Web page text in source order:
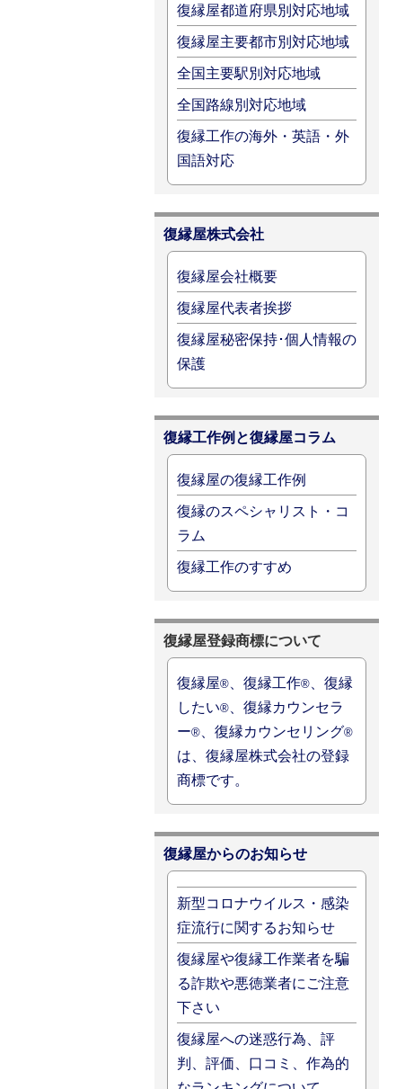
復縁屋都道府県別対応地域
復縁屋主要都市別対応地域
全国主要駅別対応地域
全国路線別対応地域
復縁工作の海外・英語・外
国語対応
復縁屋株式会社
復縁屋会社概要
復縁屋代表者挨拶
復縁屋秘密保持･個人情報の
保護
復縁工作例と復縁屋コラム
復縁屋の復縁工作例
復縁のスペシャリスト・コ
ラム
復縁工作のすすめ
復縁屋登録商標について
復縁屋® 、復縁工作® 、復縁
したい® 、復縁カウンセラ
ー® 、復縁カウンセリング®
は、復縁屋株式会社の登録
商標です。
復縁屋からのお知らせ
新型コロナウイルス・感染
症流行に関するお知らせ
復縁屋や復縁工作業者を騙
る詐欺や悪徳業者にご注意
下さい
復縁屋への迷惑行為、評
判、評価、口コミ、作為的